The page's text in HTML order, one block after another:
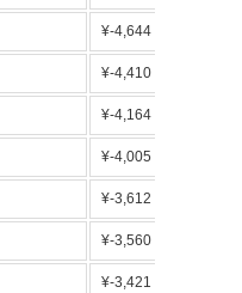
¥-4,644
¥-4,410
¥-4,164
¥-4,005
¥-3,612
¥-3,560
¥-3,421